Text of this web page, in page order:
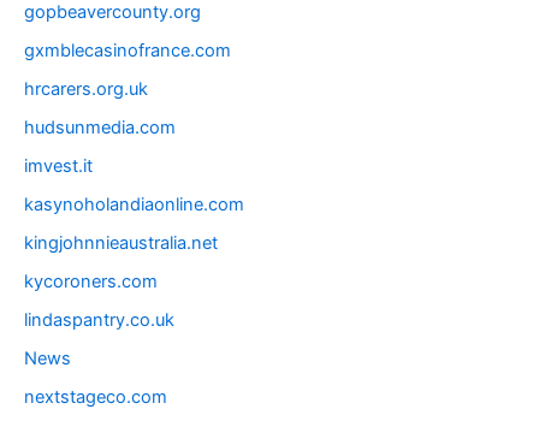
gopbeavercounty.org
gxmblecasinofrance.com
hrcarers.org.uk
hudsunmedia.com
imvest.it
kasynoholandiaonline.com
kingjohnnieaustralia.net
kycoroners.com
lindaspantry.co.uk
News
nextstageco.com